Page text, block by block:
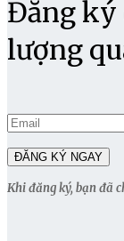
Đăng ký
lượng
Khi đăng ký, bạn đã